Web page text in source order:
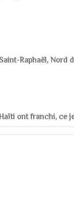
Raphaël, Nord
ont franchi, ce